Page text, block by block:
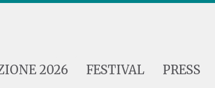
2026 FESTIVAL PRESS